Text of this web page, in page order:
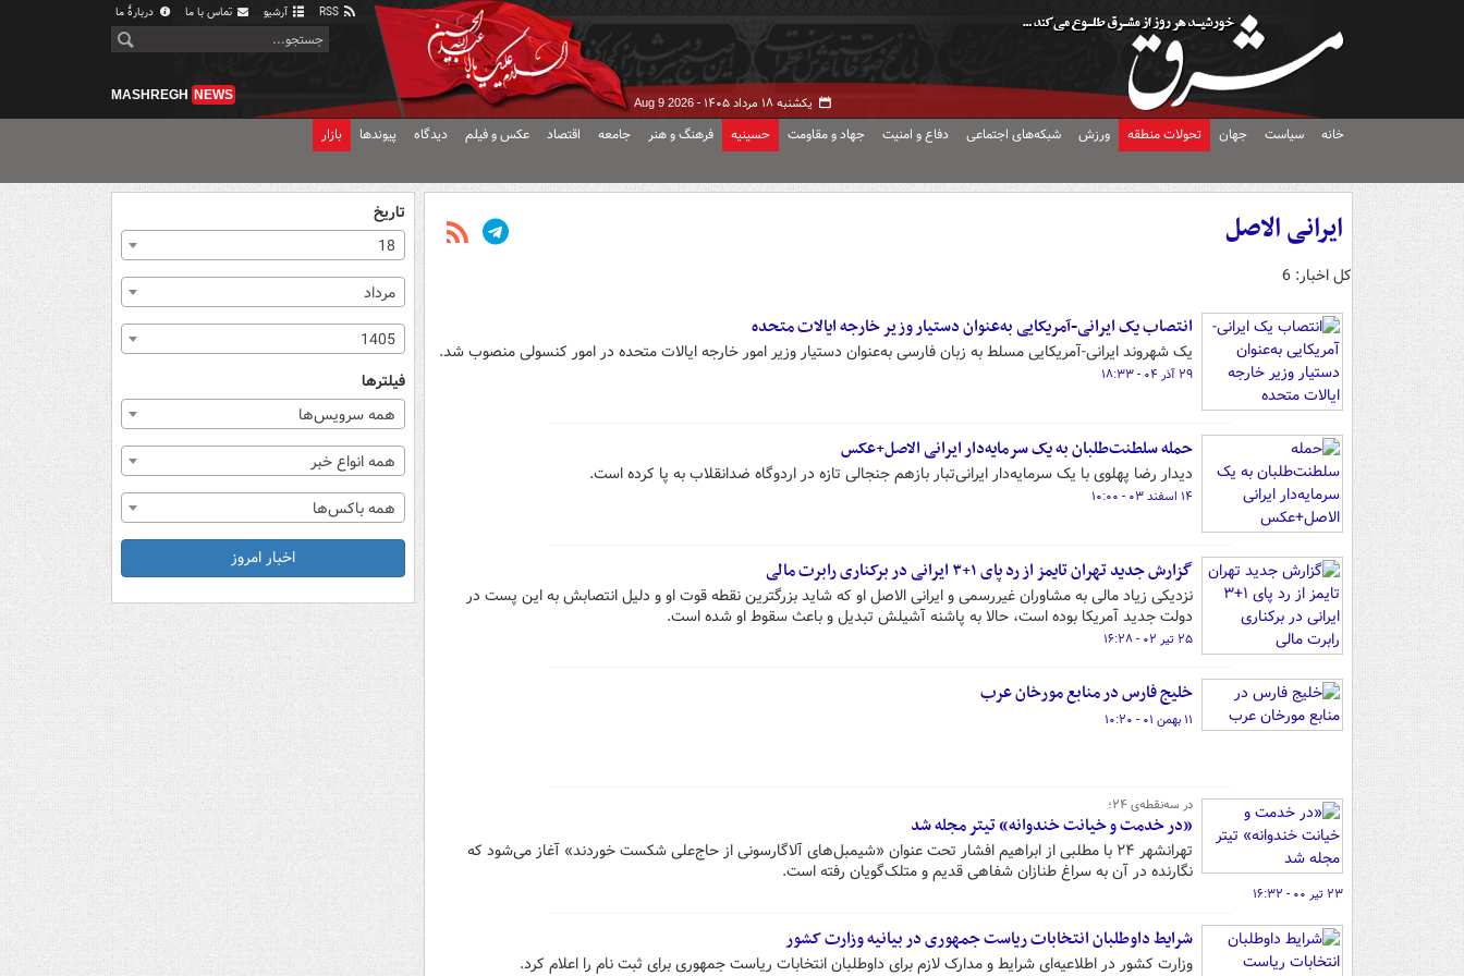
آرشیو تماس با ما دربارهٔ ما
یکشنبه ۱۸ مرداد ۱۴۰۵ - Aug 9 2026
MASHREGH NEWS
خانه سیاست جهان تحولات منطقه ورزش شبکه‌های اجتماعی دفاع و امنیت جهاد و مقاومت حسینیه فرهنگ و هنر جامعه اقتصاد عکس و فیلم دیدگاه پیوندها بازار
ایرانی الاصل
کل اخبار: 6
انتصاب یک ایرانی-آمریکایی به‌عنوان دستیار وزیر خارجه ایالات متحده
یک شهروند ایرانی-آمریکایی مسلط به زبان فارسی به‌عنوان دستیار وزیر امور خارجه ایالات متحده در امور کنسولی منصوب شد.
۲۹ آذر ۰۴ - ۱۸:۳۳
حمله سلطنت‌طلبان به یک سرمایه‌دار ایرانی الاصل+عکس
دیدار رضا پهلوی با یک سرمایه‌دار ایرانی‌تبار بازهم جنجالی تازه در اردوگاه ضدانقلاب به پا کرده است.
۱۴ اسفند ۰۳ - ۱۰:۰۰
گزارش جدید تهران تایمز از رد پای ۱+۳ ایرانی در برکناری رابرت مالی
نزدیکی زیاد مالی به مشاوران غیررسمی و ایرانی­ الاصل او که شاید بزرگترین نقطه قوت او و دلیل انتصابش به این پست در
دولت جدید آمریکا بوده است، حالا به پاشنه آشیلش تبدیل و باعث سقوط او شده است.
۲۵ تیر ۰۲ - ۱۶:۲۸
خلیج فارس در منابع مورخان عرب
۱۱ بهمن ۰۱ - ۱۰:۲۰
در سه‌نقطه‌ی ۲۴؛
«در خدمت و خیانت خندوانه» تیتر مجله شد
تهرانشهر ۲۴ با مطلبی از ابراهیم افشار تحت عنوان «شیمبل‌های آلاگارسونی از حاج‌علی شکست خوردند» آغاز می‌شود که
نگارنده در آن به سراغ طنازان شفاهی قدیم و متلک‌گویان رفته است.
۲۳ تیر ۰۰ - ۱۶:۳۲
شرایط داوطلبان انتخابات ریاست جمهوری در بیانیه وزارت کشور
وزارت کشور در اطلاعیه‌ای شرایط و مدارک لازم برای داوطلبان انتخابات ریاست جمهوری برای ثبت نام را اعلام کرد.
تاریخ
18
مرداد
1405
فیلترها
همه سرویس‌ها
همه انواع خبر
همه باکس‌ها
اخبار امروز